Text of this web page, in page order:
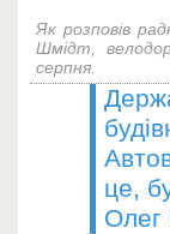
Як розповів
Шмідт,
серпня.
це,
Олег